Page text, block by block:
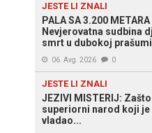
JESTE LI ZNALI
PALA SA 3.200
Nevjerovatna sudbina
smrt u dubokoj prašumi
06. Avg. 2026 0
JESTE LI ZNALI
JEZIVI MISTERIJ:
superiorni narod koji
vladao...